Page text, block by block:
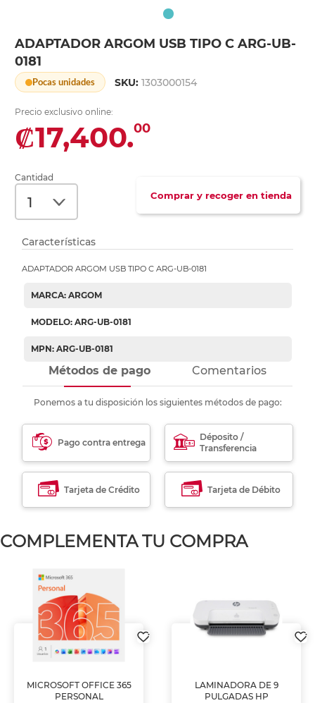
ADAPTADOR ARGOM USB TIPO C ARG-UB-
0181
Pocas unidades SKU:1303000154
Precio exclusivo online:
₡17,400.00
Cantidad
Comprar y recoger en tienda
Características
ADAPTADOR ARGOM USB TIPO C ARG-UB-0181
MARCA: ARGOM
MODELO: ARG-UB-0181
MPN: ARG-UB-0181
Métodos de pago Comentarios
Ponemos a tu disposición los siguientes métodos de pago:
Pago contra entrega
Déposito /
Transferencia
Tarjeta de Crédito Tarjeta de Débito
COMPLEMENTA TU COMPRA
MICROSOFT OFFICE 365
PERSONAL
LAMINADORA DE 9
PULGADAS HP